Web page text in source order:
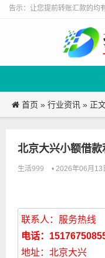
告示：让您提前转账汇款的均
首页 » 行业资讯 » 正
北京大兴小额借款
生活999 • 2026年06月13
联系人：服务热线
电话：
地址：北京大兴